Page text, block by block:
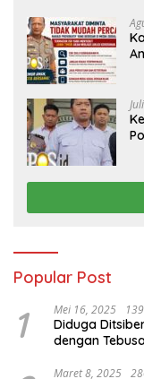
Popular Post
1 Mei 16, 2025
Diduga
dengan
Maret 8, 2025